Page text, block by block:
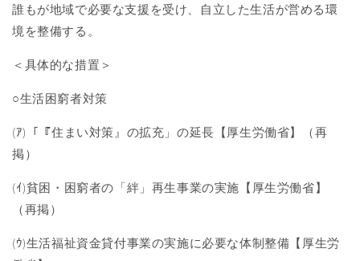
誰もが地域で必要な支援を受け、自立した生活が営める環
境を整備する。
＜具体的な措置＞
○生活困窮者対策
(ｱ) 「『住まい対策』の拡充」の延長【厚生労働省】（再
掲）
(ｲ)貧困・困窮者の「絆」再生事業の実施【厚生労働省】
（再掲）
(ｳ)生活福祉資金貸付事業の実施に必要な体制整備【厚生労